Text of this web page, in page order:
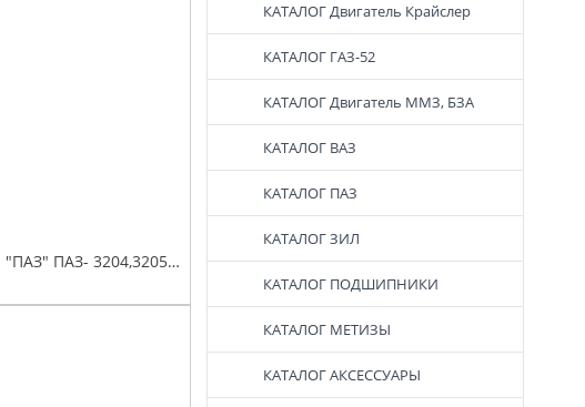
Эмблема "ПАЗ" ПАЗ- 3204,32053 рестайлинг (пластик-круглая)
КАТАЛОГ Двигатель Крайслер
КАТАЛОГ ГАЗ-52
КАТАЛОГ Двигатель ММЗ, БЗА
КАТАЛОГ ВАЗ
КАТАЛОГ ПАЗ
КАТАЛОГ ЗИЛ
КАТАЛОГ ПОДШИПНИКИ
КАТАЛОГ МЕТИЗЫ
КАТАЛОГ АКСЕССУАРЫ